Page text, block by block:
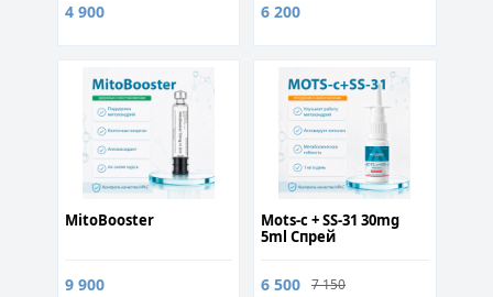
4 900 6 200
MitoBooster
9 900
Mots-c + SS-31 30mg
5ml Спрей
6 500 7 150